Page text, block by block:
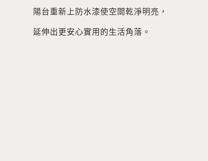
陽台重新上防水漆使空間乾淨明亮，
延伸出更安心實用的生活角落。